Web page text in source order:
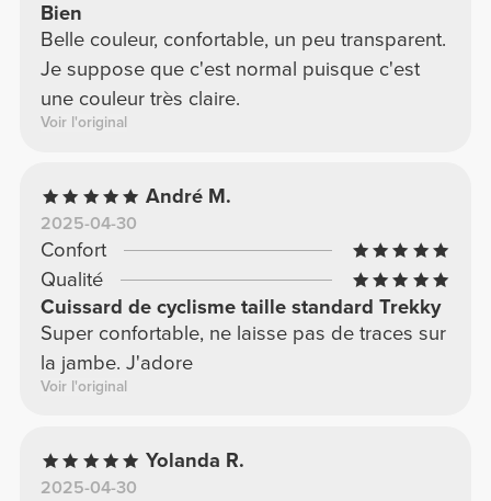
Bien
Belle couleur, confortable, un peu transparent.
Je suppose que c'est normal puisque c'est
une couleur très claire.
Voir l'original
André M.
2025-04-30
Confort
Qualité
Cuissard de cyclisme taille standard Trekky
Super confortable, ne laisse pas de traces sur
la jambe. J'adore
Voir l'original
Yolanda R.
2025-04-30